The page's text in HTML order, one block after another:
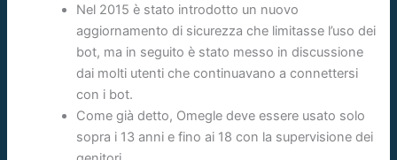
Nel 2015 è stato introdotto un nuovo
aggiornamento di sicurezza che limitasse l’uso dei
bot, ma in seguito è stato messo in discussione
dai molti utenti che continuavano a connettersi
con i bot.
Come già detto, Omegle deve essere usato solo
sopra i 13 anni e fino ai 18 con la supervisione dei